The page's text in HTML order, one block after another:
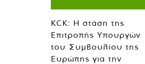
KCK: Η στάση της
Επιτροπής Υπουργών
του Συμβουλίου της
Ευρώπης για την